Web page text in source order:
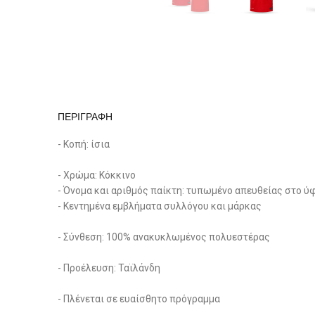
ΠΕΡΙΓΡΑΦΗ
- Κοπή: ίσια
- Χρώμα: Κόκκινο
- Όνομα και αριθμός παίκτη: τυπωμένο απευθείας στο
- Κεντημένα εμβλήματα συλλόγου και μάρκας
- Σύνθεση: 100% ανακυκλωμένος πολυεστέρας
- Προέλευση: Ταϊλάνδη
- Πλένεται σε ευαίσθητο πρόγραμμα